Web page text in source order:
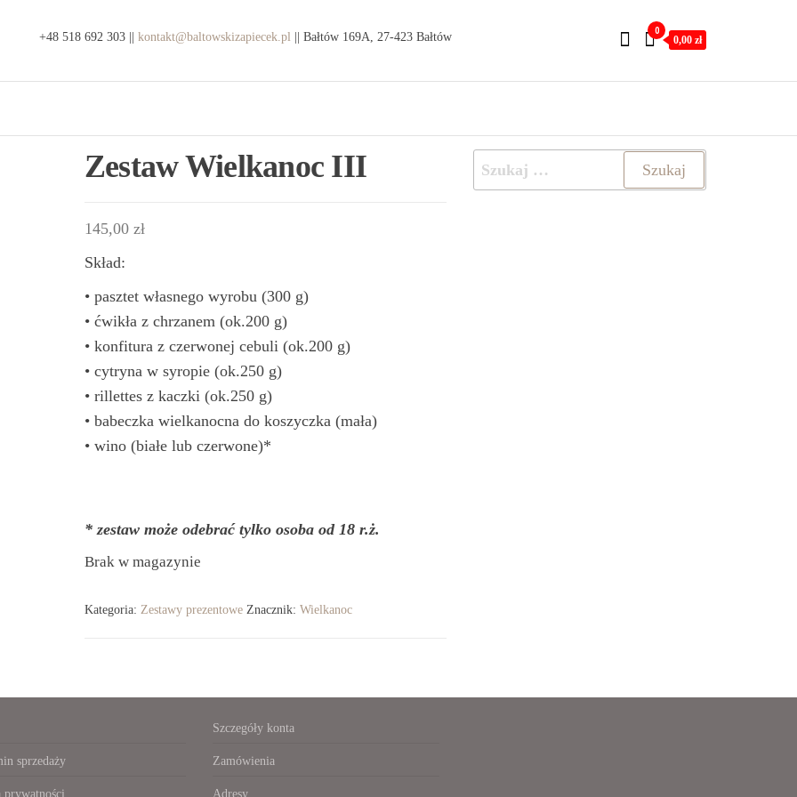
+48 518 692 303 || kontakt@baltowskizapiecek.pl || Bałtów 169A, 27-423 Bałtów 0
0,00 zł
Zestaw Wielkanoc III
145,00 zł
Skład:
• pasztet własnego wyrobu (300 g)
• ćwikła z chrzanem (ok.200 g)
• konfitura z czerwonej cebuli (ok.200 g)
• cytryna w syropie (ok.250 g)
• rillettes z kaczki (ok.250 g)
• babeczka wielkanocna do koszyczka (mała)
• wino (białe lub czerwone)*
* zestaw może odebrać tylko osoba od 18 r.ż.
Brak w magazynie
Kategoria: Zestawy prezentowe Znacznik: Wielkanoc
Szukaj:
sprzedaży
prywatności
Szczegóły konta
Zamówienia
Adresy